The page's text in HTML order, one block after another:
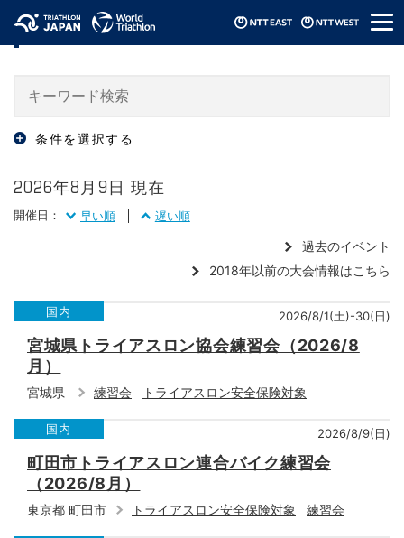
メ
ニ
大会・イベント情報 / Events
条件を選択する
2026年8月9日 現在
開催日：
早い順 遅い順
過去のイベント
2018年以前の大会情報はこちら
国内 2026/8/1(土)-30(日)
宮城県トライアスロン協会練習会（2026/8
月）
宮城県 練習会 トライアスロン安全保険対象
国内 2026/8/9(日)
町田市トライアスロン連合バイク練習会
（2026/8月）
東京都 町田市 トライアスロン安全保険対象 練習会